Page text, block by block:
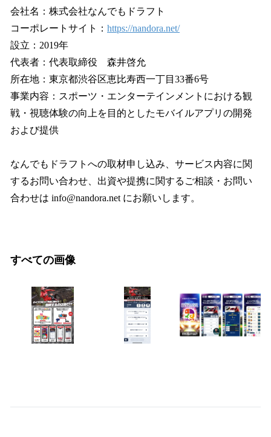
会社名：株式会社なんでもドラフト
コーポレートサイト： https://nandora.net/
設立：2019年
代表者：代表取締役 森井啓允
所在地：東京都渋谷区恵比寿西一丁目33番6号
事業内容：スポーツ・エンターテインメントにおける観
戦・視聴体験の向上を目的としたモバイルアプリの開発
および提供
なんでもドラフトへの取材申し込み、サービス内容に関
するお問い合わせ、出資や提携に関するご相談・お問い
合わせは info@nandora.net にお願いします。
すべての画像